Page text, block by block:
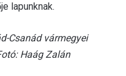
lapunknak.
Csanád vármegyei
Haág Zalán